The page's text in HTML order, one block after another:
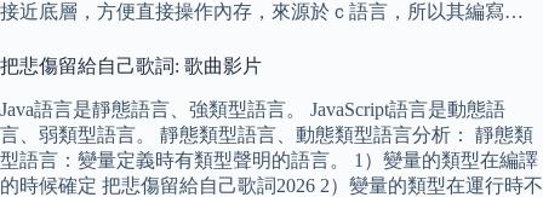
接近底層，方便直接操作內存，來源於ｃ語言，所以其編寫…
把悲傷留給自己歌詞: 歌曲影片
Java語言是靜態語言、強類型語言。 JavaScript語言是動態語
言、弱類型語言。 靜態類型語言、動態類型語言分析： 靜態類
型語言：變量定義時有類型聲明的語言。 1）變量的類型在編譯
的時候確定 把悲傷留給自己歌詞2026 2）變量的類型在運行時不